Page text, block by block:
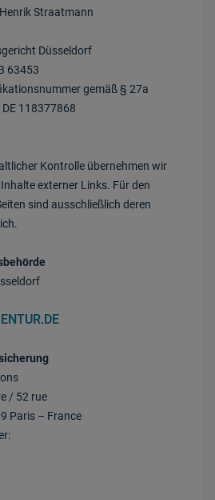
Straatmann
Düsseldorf
63453
gemäß § 27a
118377868
Kontrolle übernehmen wir
externer Links. Für den
sind ausschließlich deren
/ 52 rue
Paris – France